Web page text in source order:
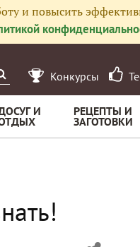
и повысить
Конкурсы
И РЕЦЕПТЫ И
ЗАГОТОВКИ